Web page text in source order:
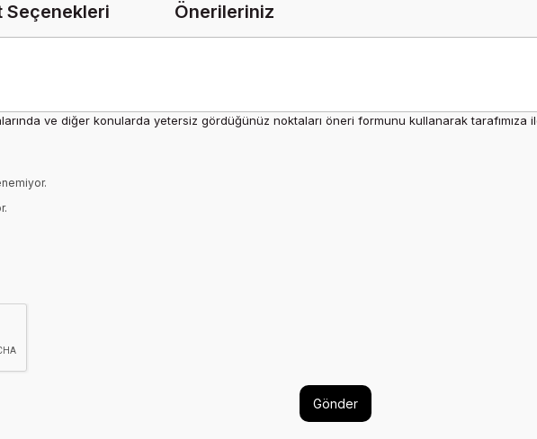
Seçenekleri Önerileriniz
ve diğer konularda yetersiz gördüğünüz noktaları öneri formunu kullanarak tarafımıza
Gönder